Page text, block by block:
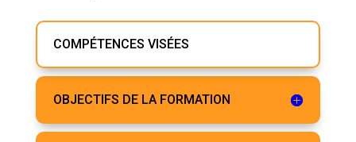
COMPÉTENCES VISÉES
OBJECTIFS DE LA FORMATION